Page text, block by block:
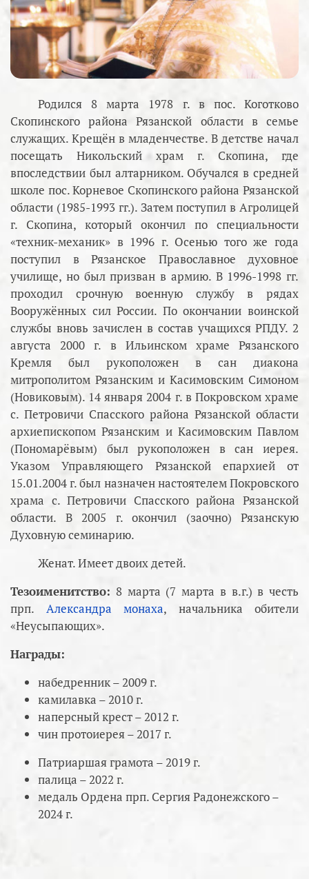
Родился 8 марта 1978 г. в пос. Коготково
Скопинского района Рязанской области в семье
служащих. Крещён в младенчестве. В детстве начал
посещать Никольский храм г. Скопина, где
впоследствии был алтарником. Обучался в средней
школе пос. Корневое Скопинского района Рязанской
области (1985-1993 гг.). Затем поступил в Агролицей
г. Скопина, который окончил по специальности
«техник-механик» в 1996 г. Осенью того же года
поступил в Рязанское Православное духовное
училище, но был призван в армию. В 1996-1998 гг.
проходил срочную военную службу в рядах
Вооружённых сил России. По окончании воинской
службы вновь зачислен в состав учащихся РПДУ. 2
августа 2000 г. в Ильинском храме Рязанского
Кремля был рукоположен в сан диакона
митрополитом Рязанским и Касимовским Симоном
(Новиковым). 14 января 2004 г. в Покровском храме
с. Петровичи Спасского района Рязанской области
архиепископом Рязанским и Касимовским Павлом
(Пономарёвым) был рукоположен в сан иерея.
Указом Управляющего Рязанской епархией от
15.01.2004 г. был назначен настоятелем Покровского
храма с. Петровичи Спасского района Рязанской
области. В 2005 г. окончил (заочно) Рязанскую
Духовную семинарию.
Женат. Имеет двоих детей.
Тезоименитство: 8 марта (7 марта в в.г.) в честь
прп. Александра монаха, начальника обители
«Неусыпающих».
Награды:
набедренник – 2009 г.
камилавка – 2010 г.
наперсный крест – 2012 г.
чин протоиерея – 2017 г.
Патриаршая грамота – 2019 г.
палица – 2022 г.
медаль Ордена прп. Сергия Радонежского –
2024 г.